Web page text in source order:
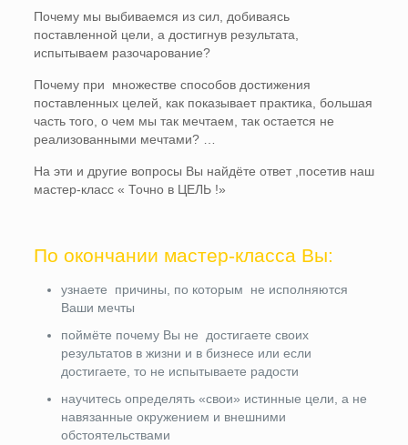
Почему мы выбиваемся из сил, добиваясь
поставленной цели, а достигнув результата,
испытываем разочарование?
Почему при множестве способов достижения
поставленных целей, как показывает практика, большая
часть того, о чем мы так мечтаем, так остается не
реализованными мечтами? …
На эти и другие вопросы Вы найдёте ответ ,посетив наш
мастер-класс « Точно в ЦЕЛЬ !»
По окончании мастер-класса Вы:
узнаете причины, по которым не исполняются
Ваши мечты
поймёте почему Вы не достигаете своих
результатов в жизни и в бизнесе или если
достигаете, то не испытываете радости
научитесь определять «свои» истинные цели, а не
навязанные окружением и внешними
обстоятельствами